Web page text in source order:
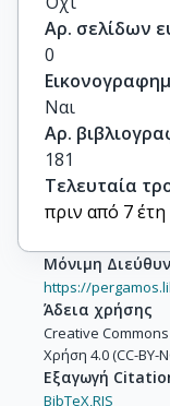
Αρ. σελίδων
0
Ναι
Αρ.
181
Τελευταία
πριν από 7 έτη
Μόνιμη
https://
Άδεια χρήσης
Creative
Χρήση 4.0 (CC-BY-
Εξαγωγή
BibTeX,RIS